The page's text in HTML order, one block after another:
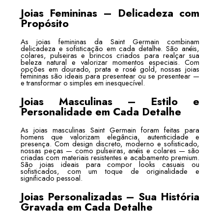
Joias Femininas – Delicadeza com
Propósito
As joias femininas da Saint Germain combinam
delicadeza e sofisticação em cada detalhe. São anéis,
colares, pulseiras e brincos criados para realçar sua
beleza natural e valorizar momentos especiais. Com
opções em dourado, prata e rosé gold, nossas joias
femininas são ideais para presentear ou se presentear —
e transformar o simples em inesquecível.
Joias Masculinas – Estilo e
Personalidade em Cada Detalhe
As joias masculinas Saint Germain foram feitas para
homens que valorizam elegância, autenticidade e
presença. Com design discreto, moderno e sofisticado,
nossas peças — como pulseiras, anéis e colares — são
criadas com materiais resistentes e acabamento premium.
São joias ideais para compor looks casuais ou
sofisticados, com um toque de originalidade e
significado pessoal.
Joias Personalizadas – Sua História
Gravada em Cada Detalhe